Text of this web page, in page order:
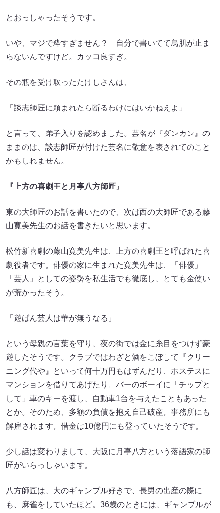
とおっしゃったそうです。
いや、マジで粋すぎません？ 自分で書いてて鳥肌が止ま
らないんですけど。カッコ良すぎ。
その瓶を受け取ったたけしさんは、
「談志師匠に頼まれたら断るわけにはいかねえよ」
と言って、弟子入りを認めました。芸名が『ダンカン』の
ままのは、談志師匠が付けた芸名に敬意を表されてのこと
かもしれません。
『上方の喜劇王と月亭八方師匠』
東の大師匠のお話を書いたので、次は西の大師匠である藤
山寛美先生のお話を書きたいと思います。
松竹新喜劇の藤山寛美先生は、上方の喜劇王と呼ばれた喜
劇役者です。俳優の家に生まれた寛美先生は、「俳優」
「芸人」としての姿勢を私生活でも徹底し、とても金使い
が荒かったそう。
「遊ばん芸人は華が無うなる」
という母親の言葉を守り、夜の街では金に糸目をつけず豪
遊したそうです。クラブではわざと酒をこぼして『クリー
ニング代や』といって何十万円もはずんだり、ホステスに
マンションを借りてあげたり、バーのボーイに「チップと
して」車のキーを渡し、自動車1台を与えたこともあった
とか。そのため、多額の負債を抱え自己破産。事務所にも
解雇されます。借金は10億円にも登っていたそうです。
少し話は変わりまして、大阪に月亭八方という落語家の師
匠がいらっしゃいます。
八方師匠は、大のギャンブル好きで、長男の出産の際に
も、麻雀をしていたほど。36歳のときには、ギャンブルが